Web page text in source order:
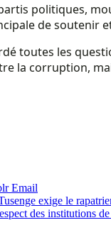
politiques,
de soutenir
toutes les
la corruption,
Email
exige le
des institutions